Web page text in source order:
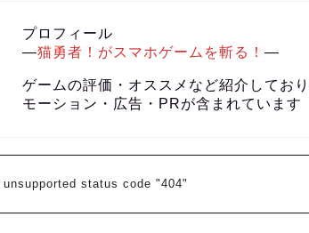
プロフィール
―猫勇者！がスマホゲームを斬る！ ―
ゲームの評価・オススメなど紹介してお
モーション・広告・PRが含まれています
unsupported status code "404"